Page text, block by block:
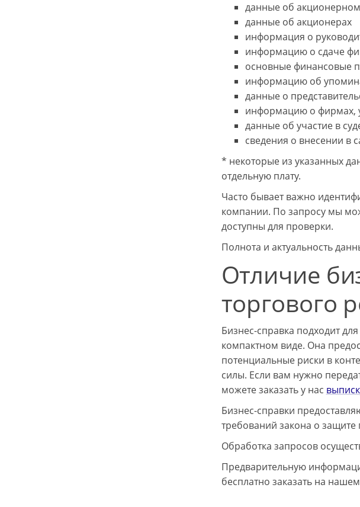
данные об
данные об акционерах
информация о
информацию о сдаче
основные финансовые
информацию об
данные о
информацию о фирмах,
данные об участие в
сведения о внесении в
* некоторые из указанных
отдельную плату.
Часто бывает важно
компании. По запросу мы
доступны для проверки.
Полнота и актуальность
Отличие
торгового
Бизнес-справка подходит
компактном виде. Она
потенциальные риски в
силы. Если вам нужно
можете заказать у нас
Бизнес-справки
требований закона о
Обработка запросов
Предварительную
бесплатно заказать на